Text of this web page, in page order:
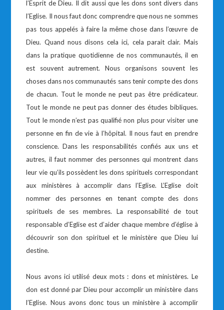
l’Esprit de Dieu. Il dit aussi que les dons sont divers dans
l’Eglise. Il nous faut donc comprendre que nous ne sommes
pas tous appelés à faire la même chose dans l’œuvre de
Dieu. Quand nous disons cela ici, cela parait clair. Mais
dans la pratique quotidienne de nos communautés, il en
est souvent autrement. Nous organisons souvent les
choses dans nos communautés sans tenir compte des dons
de chacun. Tout le monde ne peut pas être prédicateur.
Tout le monde ne peut pas donner des études bibliques.
Tout le monde n’est pas qualifié non plus pour visiter une
personne en fin de vie à l’hôpital. Il nous faut en prendre
conscience. Dans les responsabilités confiés aux uns et
autres, il faut nommer des personnes qui montrent dans
leur vie qu’ils possèdent les dons spirituels correspondant
aux ministères à accomplir dans l’Eglise. L’Eglise doit
nommer des personnes en tenant compte des dons
spirituels de ses membres. La responsabilité de tout
responsable d’Eglise est d’aider chaque membre d’église à
découvrir son don spirituel et le ministère que Dieu lui
destine.
Nous avons ici utilisé deux mots : dons et ministères. Le
don est donné par Dieu pour accomplir un ministère dans
l’Eglise. Nous avons donc tous un ministère à accomplir